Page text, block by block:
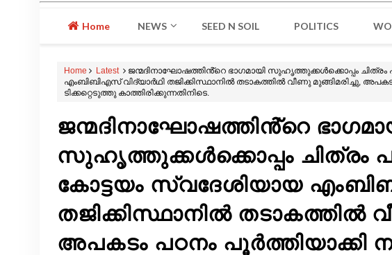
Home NEWS SEED N SOIL POLITICS
Home Latest
ജന്മദിനാഘോഷത്തിൻ്റെ ഭാഗമായി സുഹൃത്തുക്കൾക്കൊപ്പം ചിത്രം
എംബിബിഎസ് വിദ്യാർഥി തജിക്കിസ്ഥാനിൽ തടാകത്തിൽ വീണു മുങ്ങിമരിച്ചു,
ടിക്കറ്റെടുത്തു കാത്തിരിക്കുന്നതിനിടെ.
ജന്മദിനാഘോഷത്തിൻ്റെ
സുഹൃത്തുക്കൾക്കൊപ്പം ചിത്രം
കോട്ടയം സ്വദേശിയായ
തജിക്കിസ്ഥാനിൽ തടാകത്തിൽ
അപകടം പഠനം പൂർത്തിയാക്കി